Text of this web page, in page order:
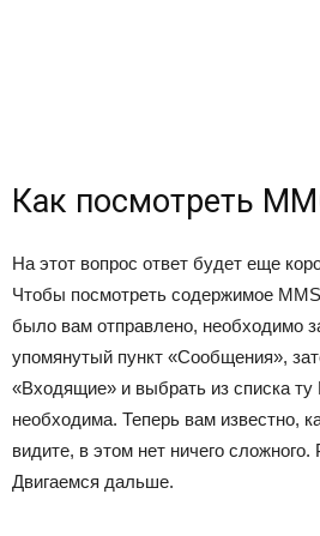
Как посмотреть
На этот вопрос ответ будет еще
Чтобы посмотреть содержимое
было вам отправлено, необходимо
упомянутый пункт «Сообщения»,
«Входящие» и выбрать из списка
необходима. Теперь вам известно,
видите, в этом нет ничего
Двигаемся дальше.